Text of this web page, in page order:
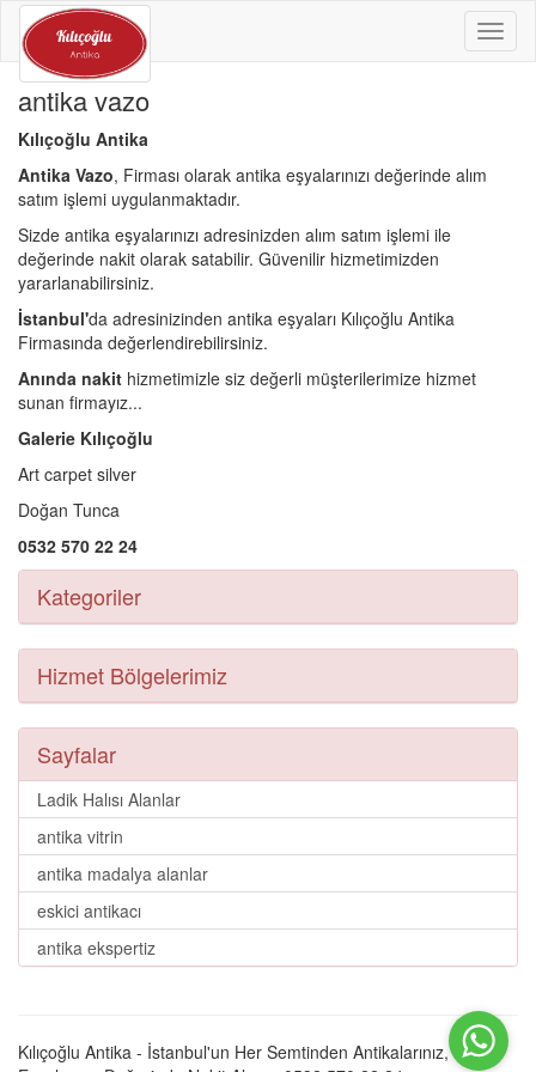
antika vazo
Kılıçoğlu Antika
Antika Vazo, Firması olarak antika eşyalarınızı değerinde alım
satım işlemi uygulanmaktadır.
Sizde antika eşyalarınızı adresinizden alım satım işlemi ile
değerinde nakit olarak satabilir. Güvenilir hizmetimizden
yararlanabilirsiniz.
İstanbul'da adresinizinden antika eşyaları Kılıçoğlu Antika
Firmasında değerlendirebilirsiniz.
Anında nakit hizmetimizle siz değerli müşterilerimize hizmet
sunan firmayız...
Galerie Kılıçoğlu
Art carpet silver
Doğan Tunca
0532 570 22 24
Kategoriler
Hizmet Bölgelerimiz
Sayfalar
Ladik Halısı Alanlar
antika vitrin
antika madalya alanlar
eskici antikacı
antika ekspertiz
Kılıçoğlu Antika - İstanbul'un Her Semtinden Antikalarınız, Eski